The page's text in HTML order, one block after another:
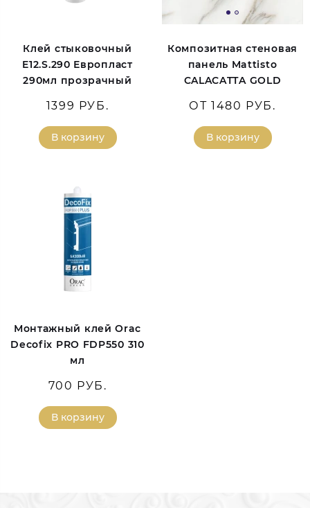
Клей стыковочный
E12.S.290 Европласт
290мл прозрачный
1399 РУБ.
В корзину
Композитная стеновая
панель Mattisto
CALACATTA GOLD
ОТ 1480 РУБ.
В корзину
Монтажный клей Orac
Decofix PRO FDP550 310
мл
700 РУБ.
В корзину